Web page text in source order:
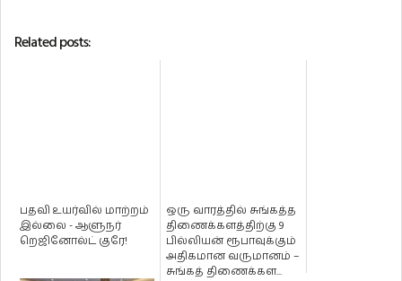
Related posts:
பதவி உயர்வில் மாற்றம்
இல்லை - ஆளுநர்
றெஜினோல்ட் குரே!
ஒரு வாரத்தில் சுங்கத்த
திணைக்களத்திற்கு 9
பில்லியன் ரூபாவுக்கும்
அதிகமான வருமானம் –
சுங்கத் திணைக்கள...